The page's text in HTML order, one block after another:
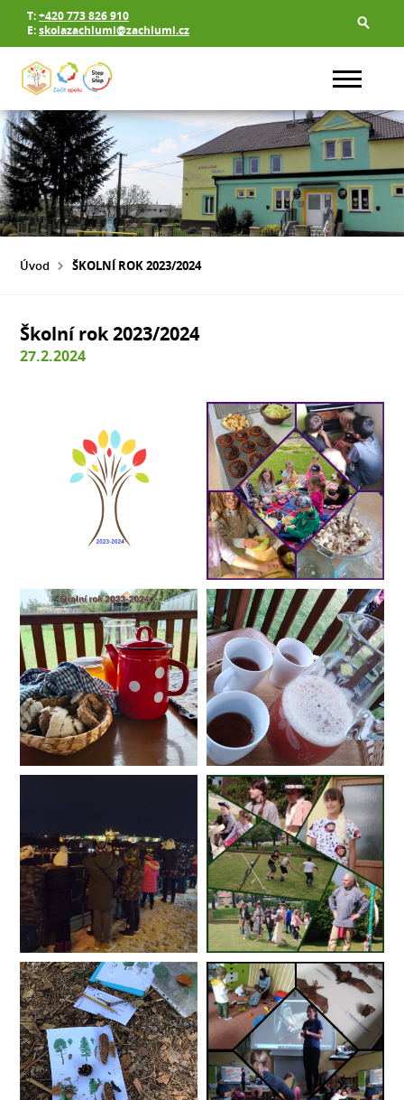
T:+420 773 826 910
E:skolazachlumi@zachlumi.cz
Úvod ŠKOLNÍ ROK 2023/2024
Školní rok 2023/2024
27.2.2024